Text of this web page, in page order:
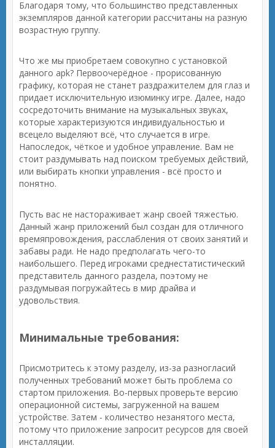
Благодаря тому, что большинство представленных
экземпляров данной категории рассчитаны на разную
возрастную группу.
Что же мы приобретаем совокупно с установкой
данного apk? Первоочерёдное - прорисованную
графику, которая не станет раздражителем для глаз и
придает исключительную изюминку игре. Далее, надо
сосредоточить внимание на музыкальных звуках,
которые характеризуются индивидуальностью и
всецело выделяют всё, что случается в игре.
Напоследок, чёткое и удобное управление. Вам не
стоит раздумывать над поиском требуемых действий,
или выбирать кнопки управления - всё просто и
понятно.
Пусть вас не настораживает жанр своей тяжестью.
Данный жанр приложений был создан для отличного
времяпровождения, расслабления от своих занятий и
забавы ради. Не надо предполагать чего-то
наибольшего. Перед игроками среднестатистический
представитель данного раздела, поэтому не
раздумывая погружайтесь в мир драйва и
удовольствия.
Минимальные требования:
Присмотритесь к этому разделу, из-за разногласий
полученных требований может быть проблема со
стартом приложения. Во-первых проверьте версию
операционной системы, загруженной на вашем
устройстве. Затем - количество незанятого места,
потому что приложение запросит ресурсов для своей
инсталляции.